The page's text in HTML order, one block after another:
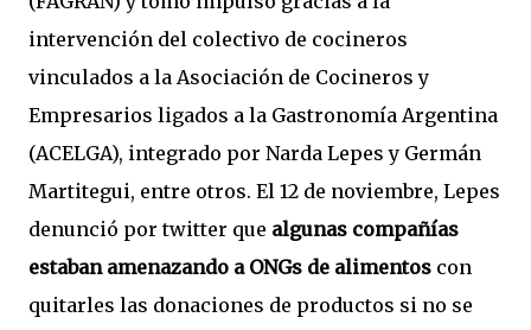
intervención del colectivo de cocineros
vinculados a la Asociación de Cocineros y
Empresarios ligados a la Gastronomía Argentina
(ACELGA), integrado por Narda Lepes y Germán
Martitegui, entre otros. El 12 de noviembre, Lepes
denunció por twitter que algunas compañías
estaban amenazando a ONGs de alimentos con
quitarles las donaciones de productos si no se